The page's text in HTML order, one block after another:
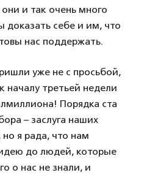
и так очень много
доказать себе и им, что
нас поддержать.
уже не с просьбой,
началу третьей недели
Порядка ста
– заслуга наших
я рада, что нам
до людей, которые
о нас не знали, и